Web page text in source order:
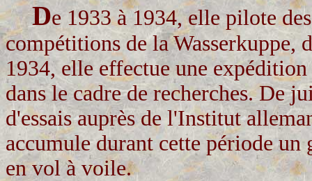
De 1933 à 1934, elle pilote
compétitions de la Wasserkuppe,
1934, elle effectue une
dans le cadre de recherches. De
d'essais auprès de l'Institut
accumule durant cette période
en vol à voile.